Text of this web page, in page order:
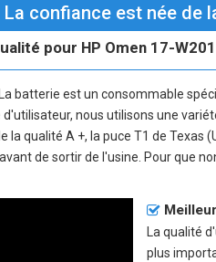
La confiance est née de
pour HP Omen 17-
batterie est un consommable
nous utilisons une
qualité A +, la puce T1 de
de sortir de l'usine. Pour que
La qualité
plus